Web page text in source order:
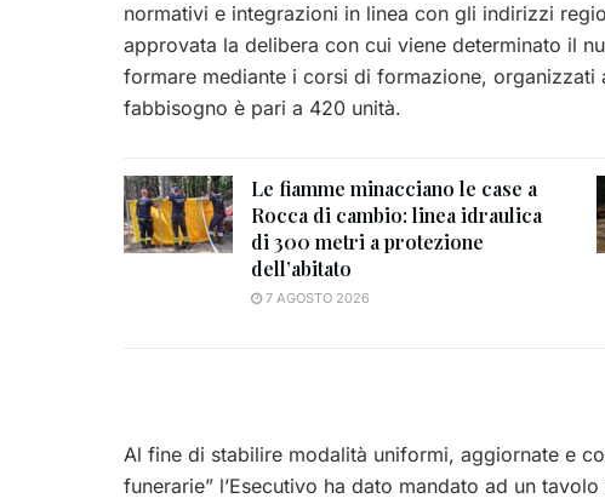
normativi e integrazioni in linea con gli indirizzi
approvata la delibera con cui viene determinato il
formare mediante i corsi di formazione, organizzati
fabbisogno è pari a 420 unità.
Le fiamme minacciano le case a
Rocca di cambio: linea idraulica
di 300 metri a protezione
dell’abitato
7 AGOSTO 2026
Al fine di stabilire modalità uniformi, aggiornate e
funerarie” l’Esecutivo ha dato mandato ad un